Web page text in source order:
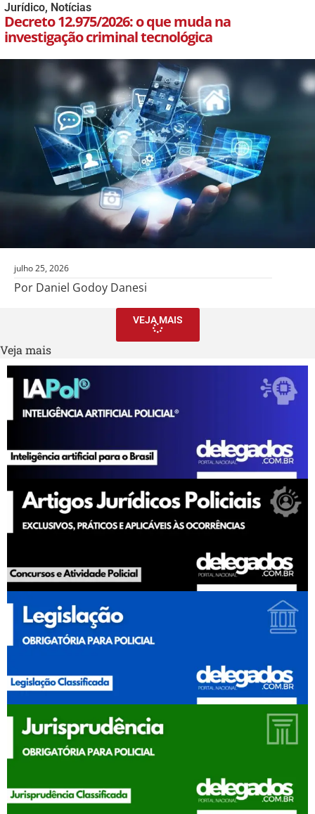
Jurídico, Notícias
Decreto 12.975/2026: o que muda na
investigação criminal tecnológica
julho 25, 2026
Por Daniel Godoy Danesi
VEJA MAIS
Veja mais